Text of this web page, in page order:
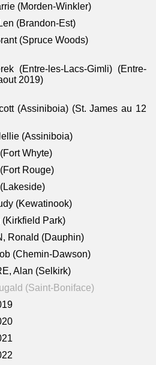
(Morden-Winkler)
(Brandon-Est)
(Spruce Woods)
(Entre-les-Lacs-Gimli) (Entre-
2019)
(Assiniboia) (St. James au 12
(Assiniboia)
Whyte)
Rouge)
(Kewatinook)
Park)
Ronald (Dauphin)
(Chemin-Dawson)
Alan (Selkirk)
(Saint-Boniface)